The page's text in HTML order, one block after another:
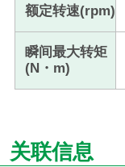
额定转速(rpm)
瞬间最大转矩
(N・m)
关联信息